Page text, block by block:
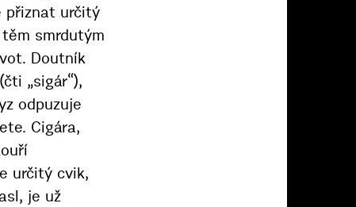
přiznat určitý
smrdutým
Doutník
„sigár“),
odpuzuje
Cigára,
určitý cvik,
je už